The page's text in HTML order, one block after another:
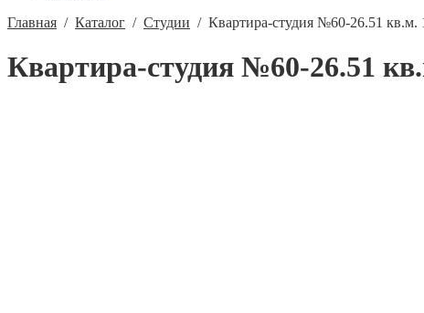
Главная / Каталог / Студии / Квартира-студия №60-26.51 кв.м.
Квартира-студия №60-26.51